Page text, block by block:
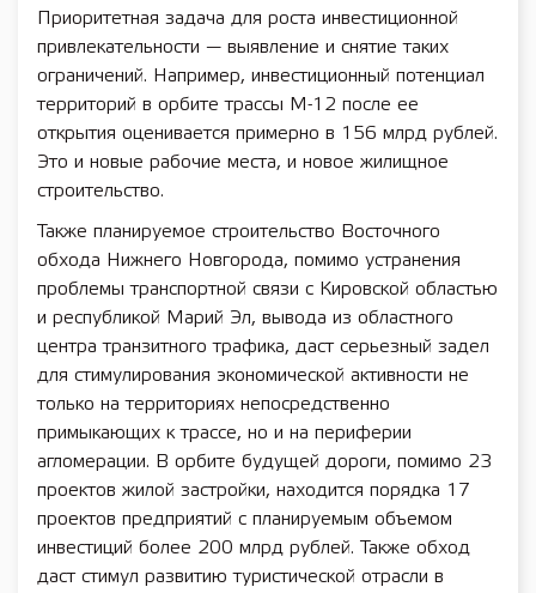
Приоритетная задача для роста инвестиционной
привлекательности — выявление и снятие таких
ограничений. Например, инвестиционный потенциал
территорий в орбите трассы М-12 после ее
открытия оценивается примерно в 156 млрд рублей.
Это и новые рабочие места, и новое жилищное
строительство.
Также планируемое строительство Восточного
обхода Нижнего Новгорода, помимо устранения
проблемы транспортной связи с Кировской областью
и республикой Марий Эл, вывода из областного
центра транзитного трафика, даст серьезный задел
для стимулирования экономической активности не
только на территориях непосредственно
примыкающих к трассе, но и на периферии
агломерации. В орбите будущей дороги, помимо 23
проектов жилой застройки, находится порядка 17
проектов предприятий с планируемым объемом
инвестиций более 200 млрд рублей. Также обход
даст стимул развитию туристической отрасли в